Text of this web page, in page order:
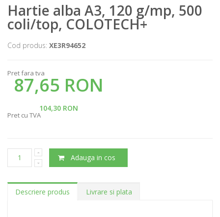
Hartie alba A3, 120 g/mp, 500
coli/top, COLOTECH+
Cod produs: XE3R94652
Pret fara tva
87,65 RON
104,30 RON
Pret cu TVA
Adauga in cos
Descriere produs Livrare si plata